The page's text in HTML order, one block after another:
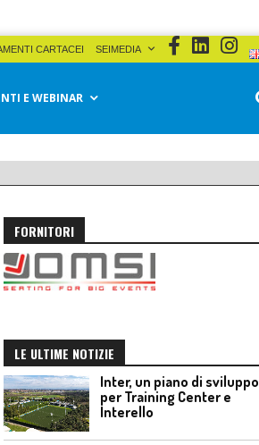
CARTACEI SEIMEDIA
E WEBINAR
FORNITORI
LE ULTIME NOTIZIE
Inter, un piano di sviluppo
per Training Center e
Interello